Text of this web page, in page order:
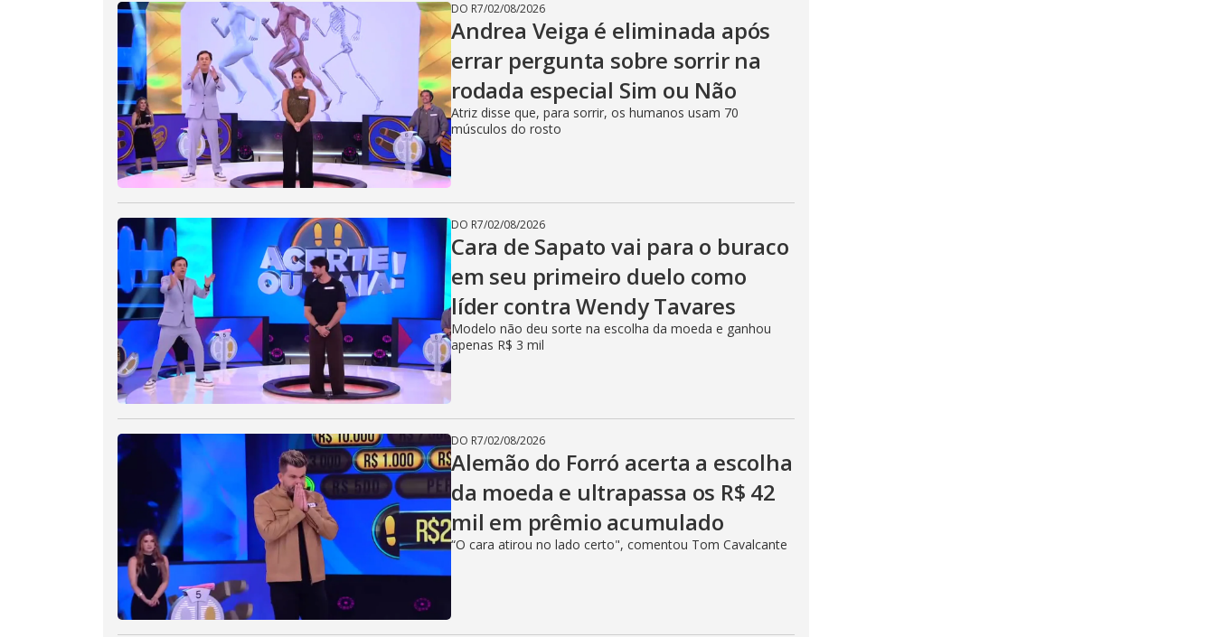
DO R7/02/08/2026
Andrea Veiga é eliminada após
errar pergunta sobre sorrir na
rodada especial Sim ou Não
Atriz disse que, para sorrir, os humanos usam 70
músculos do rosto
DO R7/02/08/2026
Cara de Sapato vai para o buraco
em seu primeiro duelo como
líder contra Wendy Tavares
Modelo não deu sorte na escolha da moeda e ganhou
apenas R$ 3 mil
DO R7/02/08/2026
Alemão do Forró acerta a escolha
da moeda e ultrapassa os R$ 42
mil em prêmio acumulado
“O cara atirou no lado certo", comentou Tom Cavalcante